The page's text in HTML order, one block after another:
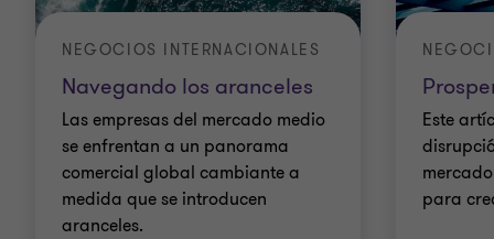
Navegando los aranceles
NEGOCIOS INTERNACIONALES
Las empresas del mercado medio
se enfrentan a un panorama
comercial global cambiante a
medida que se introducen
aranceles.
Este
para